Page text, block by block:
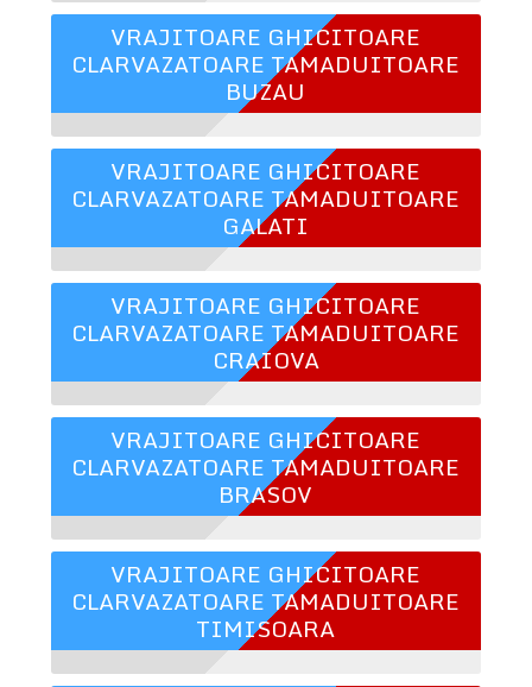
VRAJITOARE GHICITOARE
CLARVAZATOARE TAMADUITOARE
BUZAU
VRAJITOARE GHICITOARE
CLARVAZATOARE TAMADUITOARE
GALATI
VRAJITOARE GHICITOARE
CLARVAZATOARE TAMADUITOARE
CRAIOVA
VRAJITOARE GHICITOARE
CLARVAZATOARE TAMADUITOARE
BRASOV
VRAJITOARE GHICITOARE
CLARVAZATOARE TAMADUITOARE
TIMISOARA